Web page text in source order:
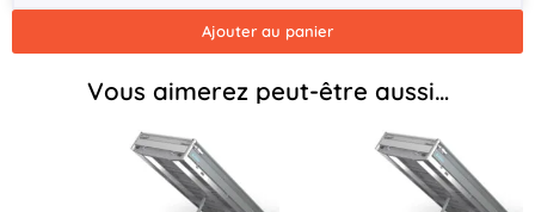
/
Ajouter au panier
Vous aimerez peut-être aussi…